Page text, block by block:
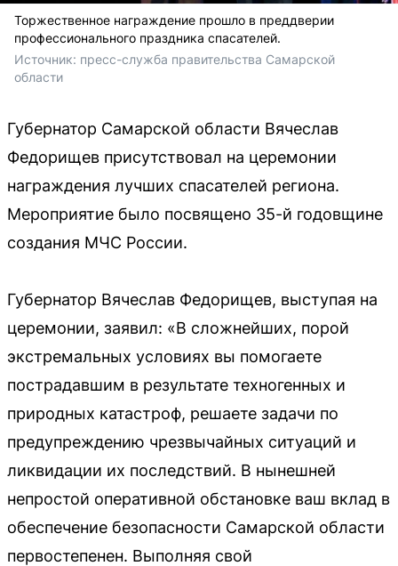
Торжественное награждение прошло в преддверии
профессионального праздника спасателей.
Источник: пресс-служба правительства Самарской
области
Губернатор Самарской области Вячеслав
Федорищев присутствовал на церемонии
награждения лучших спасателей региона.
Мероприятие было посвящено 35-й годовщине
создания МЧС России.
Губернатор Вячеслав Федорищев, выступая на
церемонии, заявил: «В сложнейших, порой
экстремальных условиях вы помогаете
пострадавшим в результате техногенных и
природных катастроф, решаете задачи по
предупреждению чрезвычайных ситуаций и
ликвидации их последствий. В нынешней
непростой оперативной обстановке ваш вклад в
обеспечение безопасности Самарской области
первостепенен. Выполняя свой